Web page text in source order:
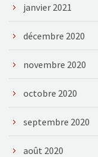
janvier 2021
décembre 2020
novembre 2020
octobre 2020
septembre 2020
août 2020